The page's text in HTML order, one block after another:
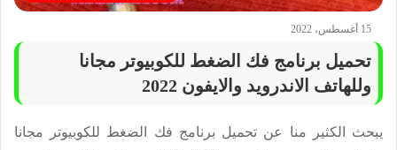
15 أغسطس، 2022
تحميل برنامج فك الضغط للكوبيوتر مجانا
وللهاتف الاندرويد والايفون 2022
يبحث الكثير منا عن تحميل برنامج فك الضغط للكوبيوتر مجانا